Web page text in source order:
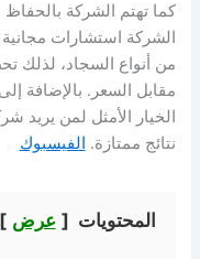
كما تهتم الشركة
الشركة استشارات
من أنواع السجاد، لذلك
مقابل السعر. بالإضافة
الخيار الأمثل لمن
نتائج ممتازة. الفيسبوك
المحتويات عرض